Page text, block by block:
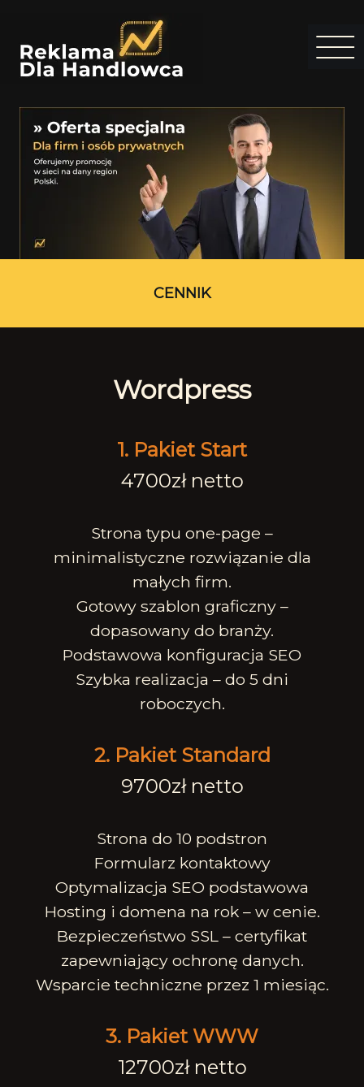
CENNIK
Wordpress
1. Pakiet Start
4700zł netto
Strona typu one-page –
minimalistyczne rozwiązanie dla
małych firm.
Gotowy szablon graficzny –
dopasowany do branży.
Podstawowa konfiguracja SEO
Szybka realizacja – do 5 dni
roboczych.
2. Pakiet Standard
9700zł netto
Strona do 10 podstron
Formularz kontaktowy
Optymalizacja SEO podstawowa
Hosting i domena na rok – w cenie.
Bezpieczeństwo SSL – certyfikat
zapewniający ochronę danych.
Wsparcie techniczne przez 1 miesiąc.
3. Pakiet WWW
12700zł netto